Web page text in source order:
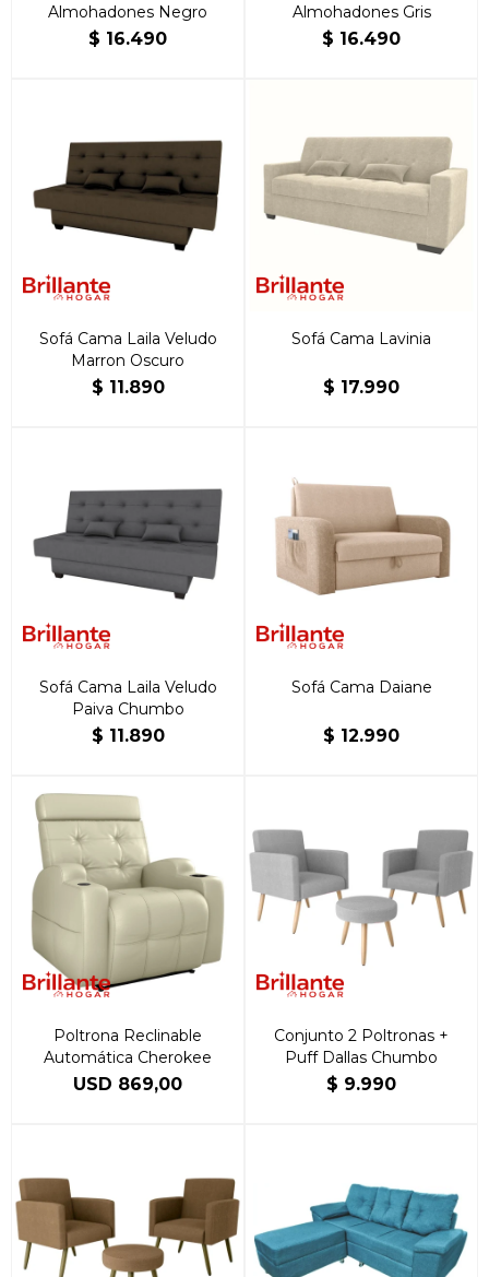
Almohadones Negro
$ 16.490
Almohadones Gris
$ 16.490
Sofá Cama Laila Veludo
Marron Oscuro
$ 11.890
Sofá Cama Lavinia
$ 17.990
Sofá Cama Laila Veludo
Paiva Chumbo
$ 11.890
Sofá Cama Daiane
$ 12.990
Poltrona Reclinable
Automática Cherokee
USD 869,00
Conjunto 2 Poltronas +
Puff Dallas Chumbo
$ 9.990